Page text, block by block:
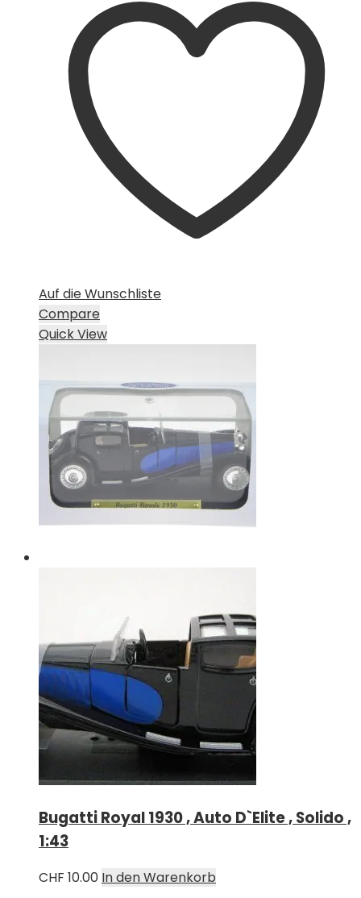
CHF 15.00 CHF 10.00.
Auf die Wunschliste
Compare
Quick View
Bugatti Royal 1930 , Auto D`Elite , Solido ,
1:43
CHF 10.00 In den Warenkorb